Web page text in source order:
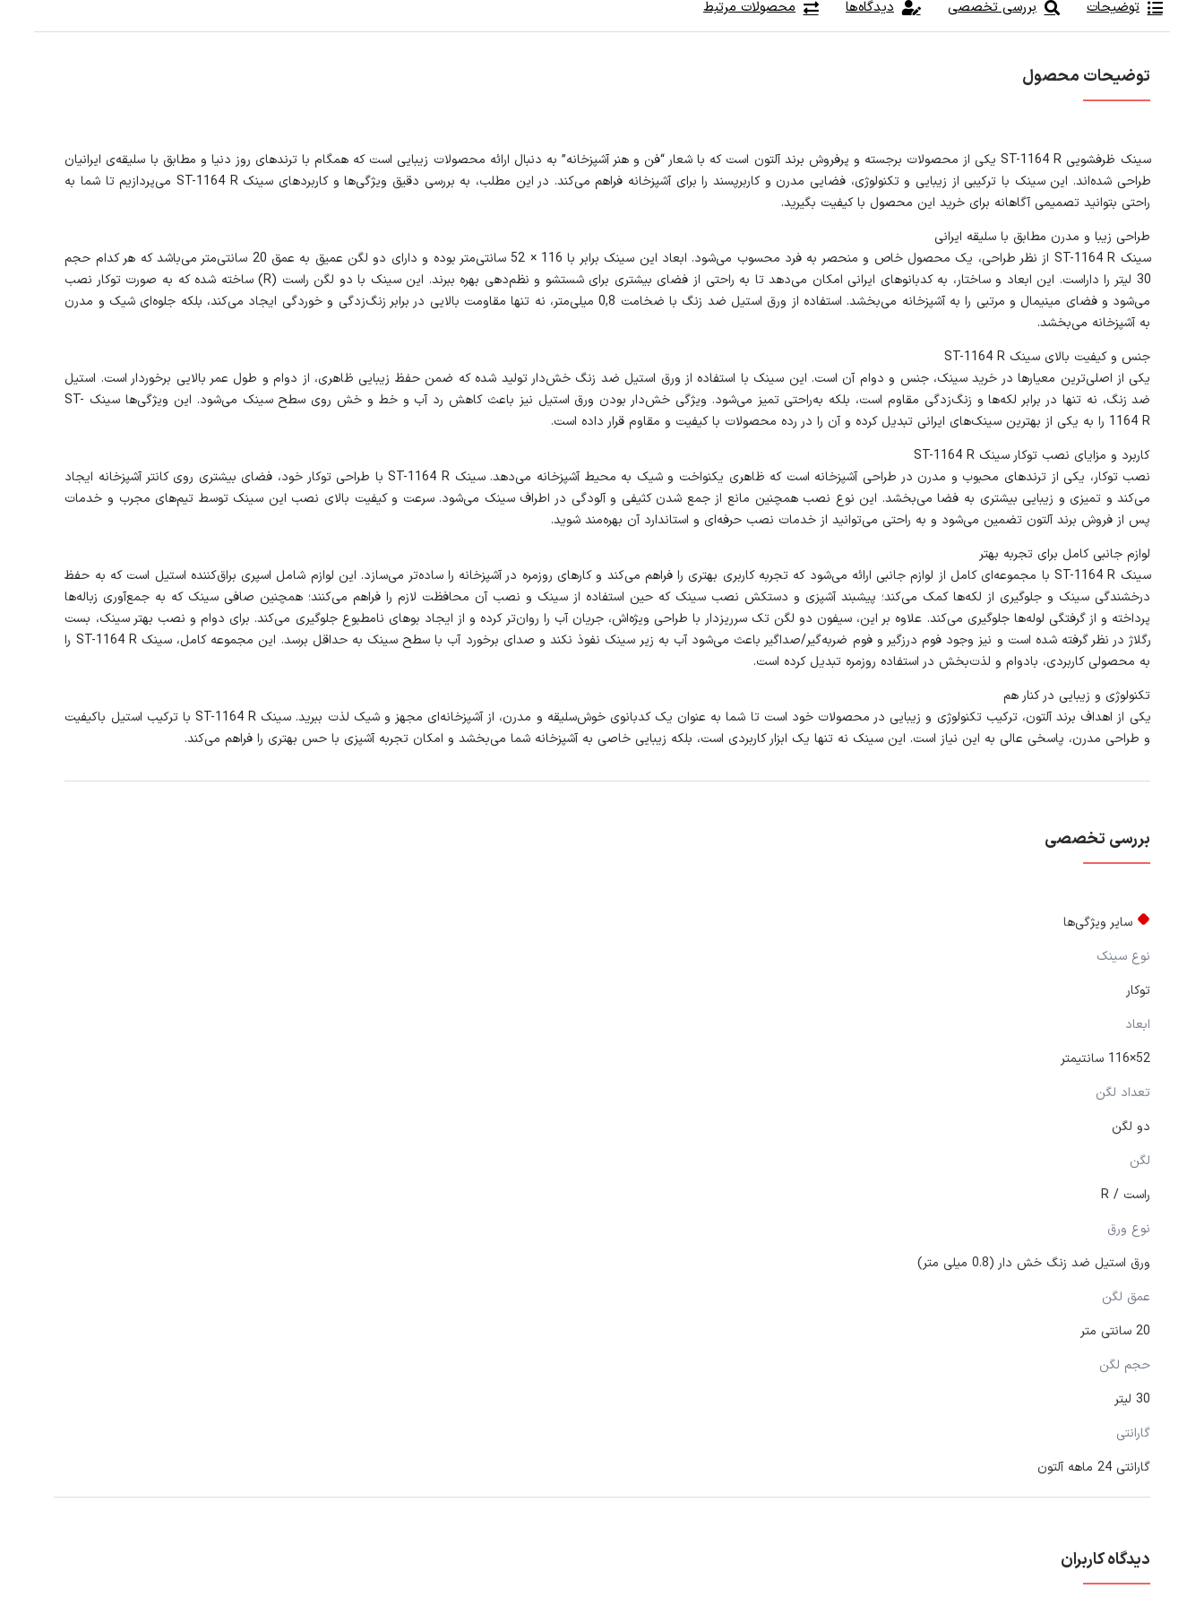
توضیحات بررسی تخصصی دیدگاه‌ها محصولات مرتبط
توضیحات محصول
سینک ظرفشویی ST-1164 R یکی از محصولات برجسته و پرفروش برند آلتون است که با شعار “فن و هنر آشپزخانه” به دنبال ارائه محصولات زیبایی است که همگام با ترندهای روز دنیا و مطابق با سلیقه‌ی ایرانیان
طراحی شده‌اند. این سینک با ترکیبی از زیبایی و تکنولوژی، فضایی مدرن و کاربرپسند را برای آشپزخانه فراهم می‌کند. در این مطلب، به بررسی دقیق ویژگی‌ها و کاربردهای سینک ST-1164 R می‌پردازیم تا شما به
راحتی بتوانید تصمیمی آگاهانه برای خرید این محصول با کیفیت بگیرید.
طراحی زیبا و مدرن مطابق با سلیقه ایرانی
سینک ST-1164 R از نظر طراحی، یک محصول خاص و منحصر به فرد محسوب می‌شود. ابعاد این سینک برابر با 116 × 52 سانتی‌متر بوده و دارای دو لگن عمیق به عمق 20 سانتی‌متر می‌باشد که هر کدام حجم
30 لیتر را داراست. این ابعاد و ساختار، به کدبانوهای ایرانی امکان می‌دهد تا به راحتی از فضای بیشتری برای شستشو و نظم‌دهی بهره ببرند. این سینک با دو لگن راست (R) ساخته شده که به صورت توکار نصب
می‌شود و فضای مینیمال و مرتبی را به آشپزخانه می‌بخشد. استفاده از ورق استیل ضد زنگ با ضخامت 0,8 میلی‌متر، نه تنها مقاومت بالایی در برابر زنگ‌زدگی و خوردگی ایجاد می‌کند، بلکه جلوه‌ای شیک و مدرن
به آشپزخانه می‌بخشد.
جنس و کیفیت بالای سینک ST-1164 R
یکی از اصلی‌ترین معیارها در خرید سینک، جنس و دوام آن است. این سینک با استفاده از ورق استیل ضد زنگ خش‌دار تولید شده که ضمن حفظ زیبایی ظاهری، از دوام و طول عمر بالایی برخوردار است. استیل
ضد زنگ، نه تنها در برابر لکه‌ها و زنگ‌زدگی مقاوم است، بلکه به‌راحتی تمیز می‌شود. ویژگی خش‌دار بودن ورق استیل نیز باعث کاهش رد آب و خط و خش روی سطح سینک می‌شود. این ویژگی‌ها سینک ST-
1164 R را به یکی از بهترین سینک‌های ایرانی تبدیل کرده و آن را در رده محصولات با کیفیت و مقاوم قرار داده است.
کاربرد و مزایای نصب توکار سینک ST-1164 R
نصب توکار، یکی از ترندهای محبوب و مدرن در طراحی آشپزخانه است که ظاهری یکنواخت و شیک به محیط آشپزخانه می‌دهد. سینک ST-1164 R با طراحی توکار خود، فضای بیشتری روی کانتر آشپزخانه ایجاد
می‌کند و تمیزی و زیبایی بیشتری به فضا می‌بخشد. این نوع نصب همچنین مانع از جمع شدن کثیفی و آلودگی در اطراف سینک می‌شود. سرعت و کیفیت بالای نصب این سینک توسط تیم‌های مجرب و خدمات
پس از فروش برند آلتون تضمین می‌شود و به راحتی می‌توانید از خدمات نصب حرفه‌ای و استاندارد آن بهره‌مند شوید.
لوازم جانبی کامل برای تجربه بهتر
سینک ST-1164 R با مجموعه‌ای کامل از لوازم جانبی ارائه می‌شود که تجربه کاربری بهتری را فراهم می‌کند و کارهای روزمره در آشپزخانه را ساده‌تر می‌سازد. این لوازم شامل اسپری براق‌کننده استیل است که به حفظ
درخشندگی سینک و جلوگیری از لکه‌ها کمک می‌کند؛ پیشبند آشپزی و دستکش نصب سینک که حین استفاده از سینک و نصب آن محافظت لازم را فراهم می‌کنند؛ همچنین صافی سینک که به جمع‌آوری زباله‌ها
پرداخته و از گرفتگی لوله‌ها جلوگیری می‌کند. علاوه بر این، سیفون دو لگن تک سرریزدار با طراحی ویژه‌اش، جریان آب را روان‌تر کرده و از ایجاد بوهای نامطبوع جلوگیری می‌کند. برای دوام و نصب بهتر سینک، بست
رگلاژ در نظر گرفته شده است و نیز وجود فوم درزگیر و فوم ضربه‌گیر/صداگیر باعث می‌شود آب به زیر سینک نفوذ نکند و صدای برخورد آب با سطح سینک به حداقل برسد. این مجموعه کامل، سینک ST-1164 R را
به محصولی کاربردی، بادوام و لذت‌بخش در استفاده روزمره تبدیل کرده است.
تکنولوژی و زیبایی در کنار هم
یکی از اهداف برند آلتون، ترکیب تکنولوژی و زیبایی در محصولات خود است تا شما به عنوان یک کدبانوی خوش‌سلیقه و مدرن، از آشپزخانه‌ای مجهز و شیک لذت ببرید. سینک ST-1164 R با ترکیب استیل باکیفیت
و طراحی مدرن، پاسخی عالی به این نیاز است. این سینک نه تنها یک ابزار کاربردی است، بلکه زیبایی خاصی به آشپزخانه شما می‌بخشد و امکان تجربه آشپزی با حس بهتری را فراهم می‌کند.
بررسی تخصصی
سایر ویژگی‌ها
نوع سینک
توکار
ابعاد
52×116 سانتیمتر
تعداد لگن
دو لگن
لگن
راست / R
نوع ورق
ورق استیل ضد زنگ خش دار (0.8 میلی متر)
عمق لگن
20 سانتی متر
حجم لگن
30 لیتر
گارانتی
گارانتی 24 ماهه آلتون
دیدگاه کاربران